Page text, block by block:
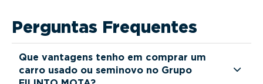
Perguntas Frequentes
Que vantagens tenho em comprar um
carro usado ou seminovo no Grupo